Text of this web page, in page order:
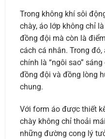
Trong không khí sôi
chày, áo lớp không chỉ
đồng đội mà còn là
cách cá nhân. Trong
chính là “ngôi sao”
đồng đội và đồng lòng
chung.
Với form áo được thiết
chày không chỉ thoải
những đường cong lý